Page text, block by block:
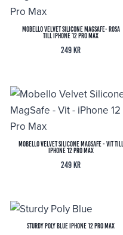
Mobello Velvet Silicone MagSafe- Rosa
till iPhone 12 Pro Max
249kr
Mobello Velvet Silicone MagSafe - Vit till
iPhone 12 Pro Max
249kr
Sturdy Poly Blue iPhone 12 Pro Max